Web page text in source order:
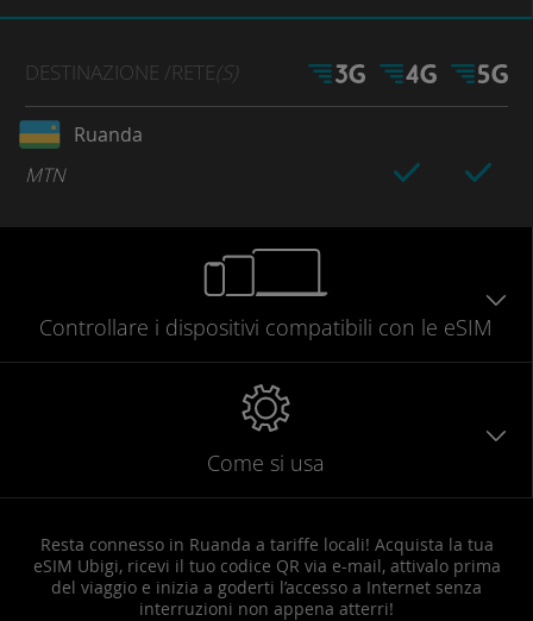
DESTINAZIONE /RETE(S)
Ruanda
MTN
Controllare i dispositivi compatibili con le eSIM
Come si usa
Resta connesso in Ruanda a tariffe locali! Acquista la tua
eSIM Ubigi, ricevi il tuo codice QR via e-mail, attivalo prima
del viaggio e inizia a goderti l’accesso a Internet senza
interruzioni non appena atterri!